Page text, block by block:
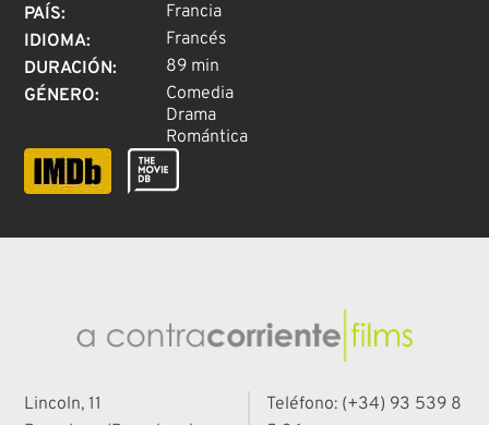
PAÍS:
Francia
IDIOMA:
Francés
DURACIÓN:
89 min
GÉNERO:
Comedia
Drama
Romántica
Lincoln, 11
Teléfono: (+34) 93 539 8